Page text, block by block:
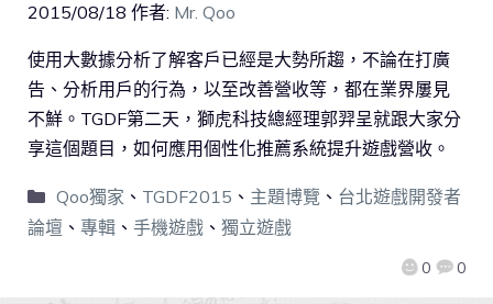
2015/08/18 作者: Mr. Qoo
0 0
使用大數據分析了解客戶已經是大勢所趨，不論在打廣
告、分析用戶的行為，以至改善營收等，都在業界屢見
不鮮。TGDF第二天，獅虎科技總經理郭羿呈就跟大家分
享這個題目，如何應用個性化推薦系統提升遊戲營收。
Qoo獨家 、 TGDF2015 、 主題博覽 、 台北遊戲開發者
論壇 、 專輯 、 手機遊戲 、 獨立遊戲